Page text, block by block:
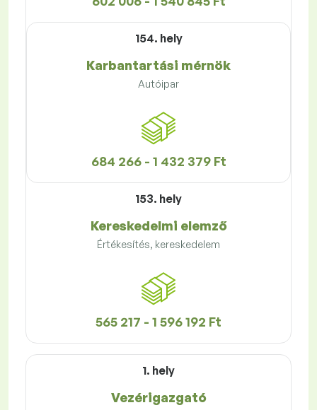
154. hely
Karbantartási mérnök
Autóipar
684 266 - 1 432 379 Ft
153. hely
Kereskedelmi elemző
Értékesítés, kereskedelem
565 217 - 1 596 192 Ft
1. hely
Vezérigazgató